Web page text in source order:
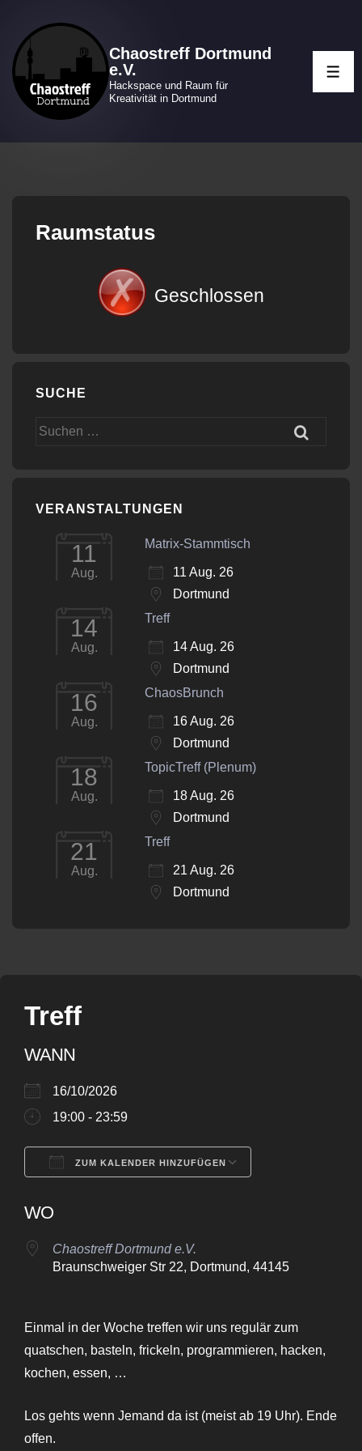
Inhalt
Chaostreff Dortmund
e.V.
Hackspace und Raum für
Kreativität in Dortmund
Treff
WANN
16/10/2026
19:00 - 23:59
ZUM KALENDER HINZUFÜGEN
WO
Chaostreff Dortmund e.V.
Braunschweiger Str 22, Dortmund, 44145
Einmal in der Woche treffen wir uns regulär zum
quatschen, basteln, frickeln, programmieren, hacken,
kochen, essen, …
Los gehts wenn Jemand da ist (meist ab 19 Uhr). Ende
offen.
Raumstatus
Geschlossen
SUCHE
Suchen
VERANSTALTUNGEN
11
Aug.
Matrix-Stammtisch
11 Aug. 26
Dortmund
14
Aug.
Treff
14 Aug. 26
Dortmund
16
Aug.
ChaosBrunch
16 Aug. 26
Dortmund
18
Aug.
TopicTreff (Plenum)
18 Aug. 26
Dortmund
21
Aug.
Treff
21 Aug. 26
Dortmund